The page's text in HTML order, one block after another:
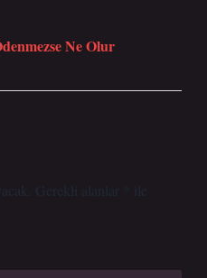
Ne Olur
Gerekli alanlar
ile